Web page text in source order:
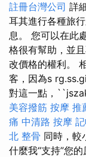
註冊台灣公司 詳
耳其進行各種旅
息。 您可以在此
格很有幫助，並
改價格的權利。
客，因為s
對這一點，
美容撥筋 按摩 推
痛 中清路 按摩
北 整骨 同時，較
什麼我“支持”您